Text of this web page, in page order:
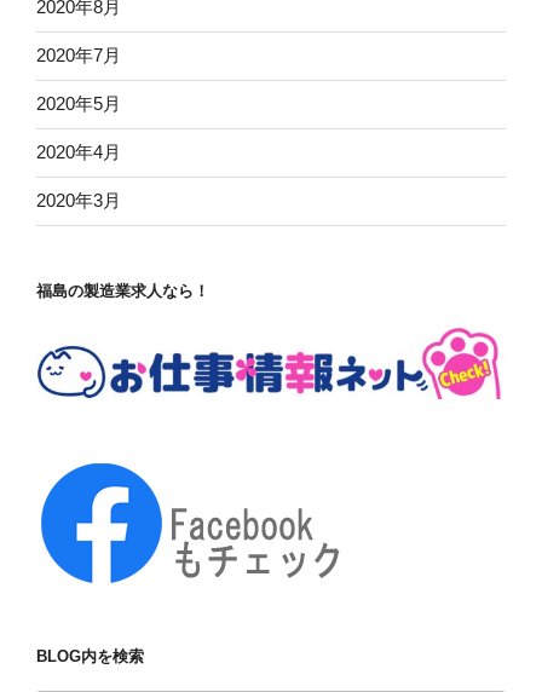
2020年8月
2020年7月
2020年5月
2020年4月
2020年3月
福島の製造業求人なら！
BLOG内を検索